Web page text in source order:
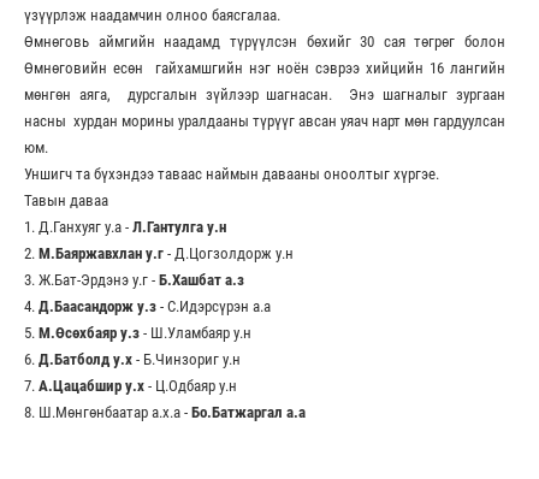
үзүүрлэж наадамчин олноо баясгалаа.
Өмнөговь аймгийн наадамд түрүүлсэн бөхийг 30 сая төгрөг болон
Өмнөговийн есөн гайхамшгийн нэг ноён сэврээ хийцийн 16 лангийн
мөнгөн аяга, дурсгалын зүйлээр шагнасан. Энэ шагналыг зургаан
насны хурдан морины уралдааны түрүүг авсан уяач нарт мөн гардуулсан
юм.
Уншигч та бүхэндээ таваас наймын давааны оноолтыг хүргэе.
Тавын даваа
1. Д.Ганхуяг у.а - Л.Гантулга у.н
2. М.Баяржавхлан у.г - Д.Цогзолдорж у.н
3. Ж.Бат-Эрдэнэ у.г - Б.Хашбат а.з
4. Д.Баасандорж у.з - С.Идэрсүрэн а.а
5. М.Өсөхбаяр у.з - Ш.Уламбаяр у.н
6. Д.Батболд у.х - Б.Чинзориг у.н
7. А.Цацабшир у.х - Ц.Одбаяр у.н
8. Ш.Мөнгөнбаатар а.х.а - Бо.Батжаргал а.а